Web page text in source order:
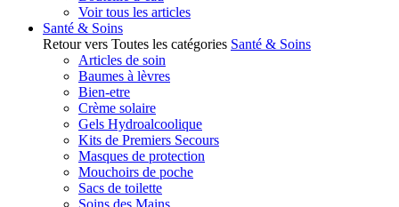
Voir tous les articles
Santé & Soins
Retour vers Toutes les catégories Santé & Soins
Articles de soin
Baumes à lèvres
Bien-etre
Crème solaire
Gels Hydroalcoolique
Kits de Premiers Secours
Masques de protection
Mouchoirs de poche
Sacs de toilette
Soins des Mains